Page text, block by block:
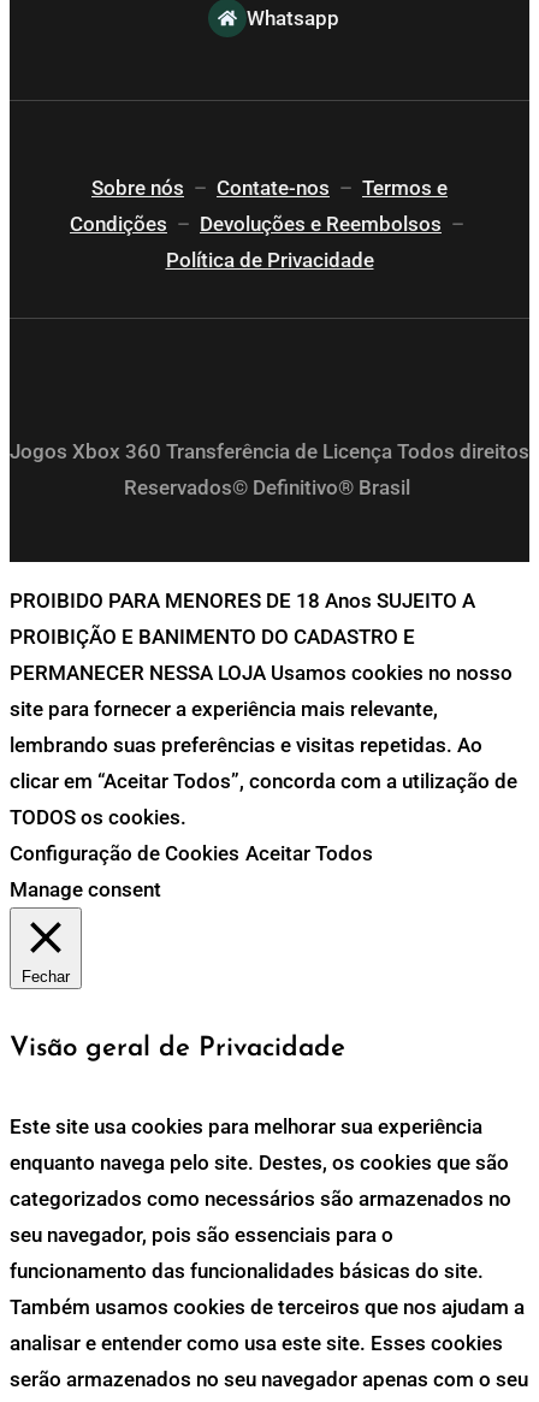
Whatsapp
Sobre nós – Contate-nos – Termos e
Condições – Devoluções e Reembolsos –
Política de Privacidade
Jogos Xbox 360 Transferência de Licença Todos direitos
Reservados© Definitivo® Brasil
PROIBIDO PARA MENORES DE 18 Anos SUJEITO A
PROIBIÇÃO E BANIMENTO DO CADASTRO E
PERMANECER NESSA LOJA Usamos cookies no nosso
site para fornecer a experiência mais relevante,
lembrando suas preferências e visitas repetidas. Ao
clicar em “Aceitar Todos”, concorda com a utilização de
TODOS os cookies.
Configuração de Cookies Aceitar Todos
Manage consent
Fechar
Visão geral de Privacidade
Este site usa cookies para melhorar sua experiência
enquanto navega pelo site. Destes, os cookies que são
categorizados como necessários são armazenados no
seu navegador, pois são essenciais para o
funcionamento das funcionalidades básicas do site.
Também usamos cookies de terceiros que nos ajudam a
analisar e entender como usa este site. Esses cookies
serão armazenados no seu navegador apenas com o seu